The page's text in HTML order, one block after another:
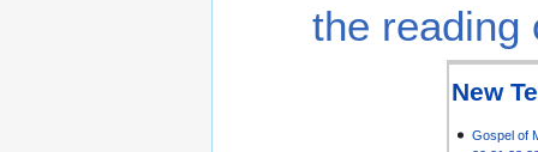
the reading
New
Gospel of